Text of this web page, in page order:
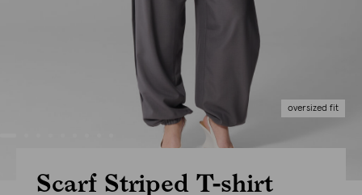
oversized fit
Scarf Striped T-shirt